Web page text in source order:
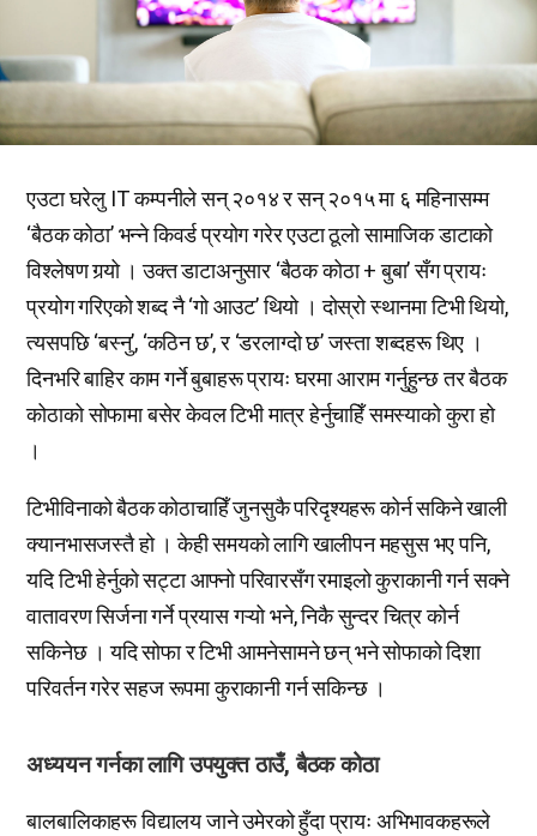
एउटा घरेलु IT कम्पनीले सन् २०१४ र सन् २०१५ मा ६ महिनासम्म
‘बैठक कोठा’ भन्ने किवर्ड प्रयोग गरेर एउटा ठूलो सामाजिक डाटाको
विश्लेषण गर्‍यो । उक्त डाटाअनुसार ‘बैठक कोठा + बुबा’ सँग प्रायः
प्रयोग गरिएको शब्द नै ‘गो आउट’ थियो । दोस्रो स्थानमा टिभी थियो,
त्यसपछि ‘बस्नु’, ‘कठिन छ’, र ‘डरलाग्दो छ’ जस्ता शब्दहरू थिए ।
दिनभरि बाहिर काम गर्ने बुबाहरू प्रायः घरमा आराम गर्नुहुन्छ तर बैठक
कोठाको सोफामा बसेर केवल टिभी मात्र हेर्नुचाहिँ समस्याको कुरा हो
।
टिभीविनाको बैठक कोठाचाहिँ जुनसुकै परिदृश्यहरू कोर्न सकिने खाली
क्यानभासजस्तै हो । केही समयको लागि खालीपन महसुस भए पनि,
यदि टिभी हेर्नुको सट्टा आफ्नो परिवारसँग रमाइलो कुराकानी गर्न सक्ने
वातावरण सिर्जना गर्ने प्रयास गऱ्यो भने, निकै सुन्दर चित्र कोर्न
सकिनेछ । यदि सोफा र टिभी आमनेसामने छन् भने सोफाको दिशा
परिवर्तन गरेर सहज रूपमा कुराकानी गर्न सकिन्छ ।
अध्ययन गर्नका लागि उपयुक्त ठाउँ, बैठक कोठा
बालबालिकाहरू विद्यालय जाने उमेरको हुँदा प्रायः अभिभावकहरूले